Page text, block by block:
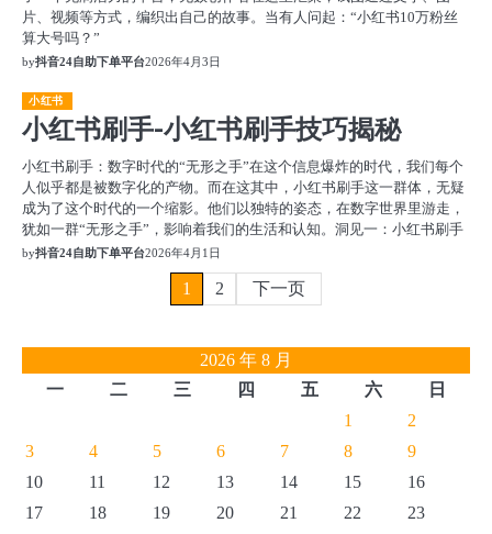
片、视频等方式，编织出自己的故事。当有人问起：“小红书10万粉丝
算大号吗？”
by抖音24自助下单平台2026年4月3日
小红书
小红书刷手-小红书刷手技巧揭秘
小红书刷手：数字时代的“无形之手”在这个信息爆炸的时代，我们每个
人似乎都是被数字化的产物。而在这其中，小红书刷手这一群体，无疑
成为了这个时代的一个缩影。他们以独特的姿态，在数字世界里游走，
犹如一群“无形之手”，影响着我们的生活和认知。洞见一：小红书刷手
by抖音24自助下单平台2026年4月1日
分
1 2 下一页
2026 年 8 月
一
二 三 四 五 六
日
1
2
3
4 5 6 7 8
9
10
11 12 13 14 15
16
17
18 19 20 21 22
23